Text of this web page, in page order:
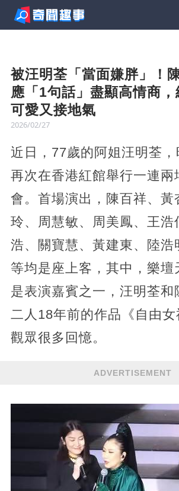
被汪明荃「當面嫌胖」！
應「1句話」盡顯高情商
可愛又接地氣
2026/02/27
近日，77歲的阿姐汪明荃，
再次在香港紅館舉行一連兩
會。首場演出，陳百祥、黃
玲、周慧敏、周美鳳、王浩
浩、關寶慧、黃建東、陸浩
等均是座上客，其中，樂壇
是表演嘉賓之一，汪明荃和
二人18年前的作品《自由女
觀眾很多回憶。
ADVERTISEMENT